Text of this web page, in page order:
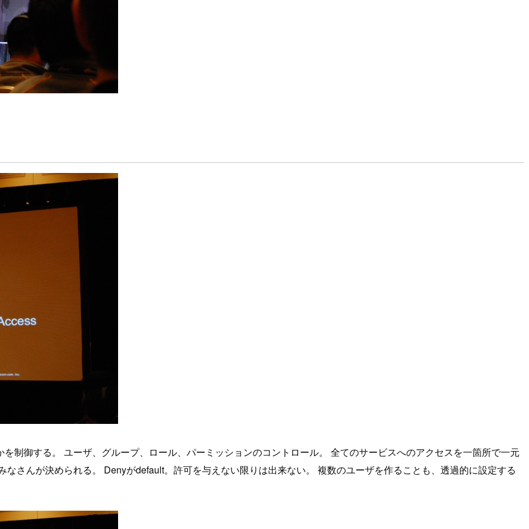
制御する。 ユーザ、グループ、ロール、パーミッションのコントロール。 全てのサービスへのアクセスを一箇所で一元
さんが決められる。 Denyがdefault。許可を与えない限りは出来ない。 複数のユーザを作ることも、透過的に設定する